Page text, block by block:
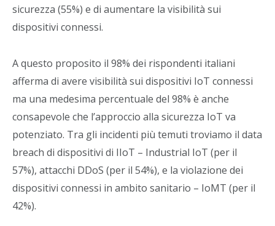
sicurezza (55%) e di aumentare la visibilità sui
dispositivi connessi.
A questo proposito il 98% dei rispondenti italiani
afferma di avere visibilità sui dispositivi IoT connessi
ma una medesima percentuale del 98% è anche
consapevole che l’approccio alla sicurezza IoT va
potenziato. Tra gli incidenti più temuti troviamo il data
breach di dispositivi di IIoT – Industrial IoT (per il
57%), attacchi DDoS (per il 54%), e la violazione dei
dispositivi connessi in ambito sanitario – IoMT (per il
42%).